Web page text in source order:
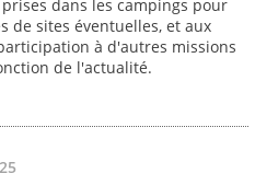
dans les campings pour
de sites éventuelles, et aux
à d'autres missions
de l'actualité.